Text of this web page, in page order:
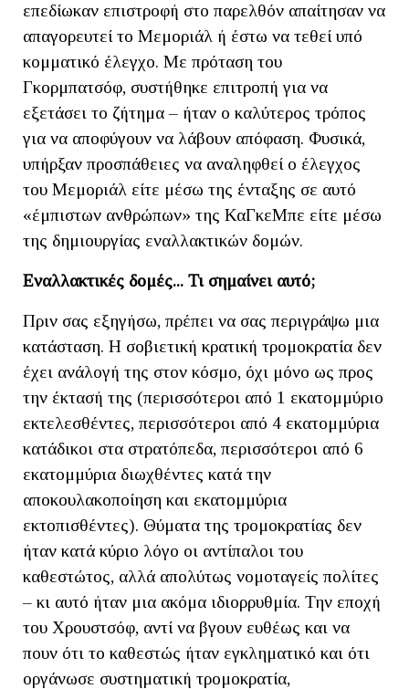
επεδίωκαν επιστροφή στο παρελθόν απαίτησαν να
απαγορευτεί το Μεμοριάλ ή έστω να τεθεί υπό
κομματικό έλεγχο. Με πρόταση του
Γκορμπατσόφ, συστήθηκε επιτροπή για να
εξετάσει το ζήτημα – ήταν ο καλύτερος τρόπος
για να αποφύγουν να λάβουν απόφαση. Φυσικά,
υπήρξαν προσπάθειες να αναληφθεί ο έλεγχος
του Μεμοριάλ είτε μέσω της ένταξης σε αυτό
«έμπιστων ανθρώπων» της ΚαΓκεΜπε είτε μέσω
της δημιουργίας εναλλακτικών δομών.
Εναλλακτικές δομές... Τι σημαίνει αυτό;
Πριν σας εξηγήσω, πρέπει να σας περιγράψω μια
κατάσταση. Η σοβιετική κρατική τρομοκρατία δεν
έχει ανάλογή της στον κόσμο, όχι μόνο ως προς
την έκτασή της (περισσότεροι από 1 εκατομμύριο
εκτελεσθέντες, περισσότεροι από 4 εκατομμύρια
κατάδικοι στα στρατόπεδα, περισσότεροι από 6
εκατομμύρια διωχθέντες κατά την
αποκουλακοποίηση και εκατομμύρια
εκτοπισθέντες). Θύματα της τρομοκρατίας δεν
ήταν κατά κύριο λόγο οι αντίπαλοι του
καθεστώτος, αλλά απολύτως νομοταγείς πολίτες
– κι αυτό ήταν μια ακόμα ιδιορρυθμία. Την εποχή
του Χρουστσόφ, αντί να βγουν ευθέως και να
πουν ότι το καθεστώς ήταν εγκληματικό και ότι
οργάνωσε συστηματική τρομοκρατία,